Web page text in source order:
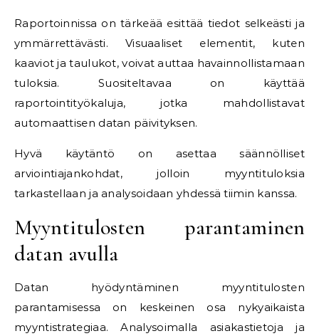
Raportoinnissa on tärkeää esittää tiedot selkeästi ja
ymmärrettävästi. Visuaaliset elementit, kuten
kaaviot ja taulukot, voivat auttaa havainnollistamaan
tuloksia. Suositeltavaa on käyttää
raportointityökaluja, jotka mahdollistavat
automaattisen datan päivityksen.
Hyvä käytäntö on asettaa säännölliset
arviointiajankohdat, jolloin myyntituloksia
tarkastellaan ja analysoidaan yhdessä tiimin kanssa.
Myyntitulosten parantaminen
datan avulla
Datan hyödyntäminen myyntitulosten
parantamisessa on keskeinen osa nykyaikaista
myyntistrategiaa. Analysoimalla asiakastietoja ja